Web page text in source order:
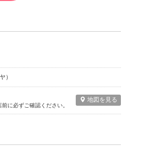
）
に必ずご確認ください。
地図を見る